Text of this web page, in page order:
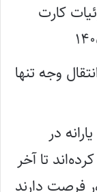
کارت
وجه تنها
در
تا آخر
فرصت دارند